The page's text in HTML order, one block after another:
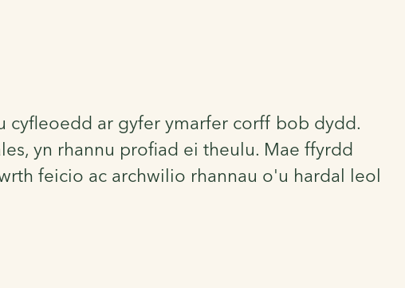
ar gyfer ymarfer corff bob dydd.
yn rhannu profiad ei theulu. Mae ffyrdd
feicio ac archwilio rhannau o'u hardal leol